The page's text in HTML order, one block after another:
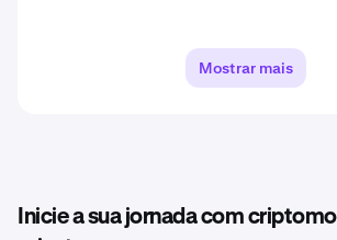
Mostrar mais
Inicie a sua jornada com